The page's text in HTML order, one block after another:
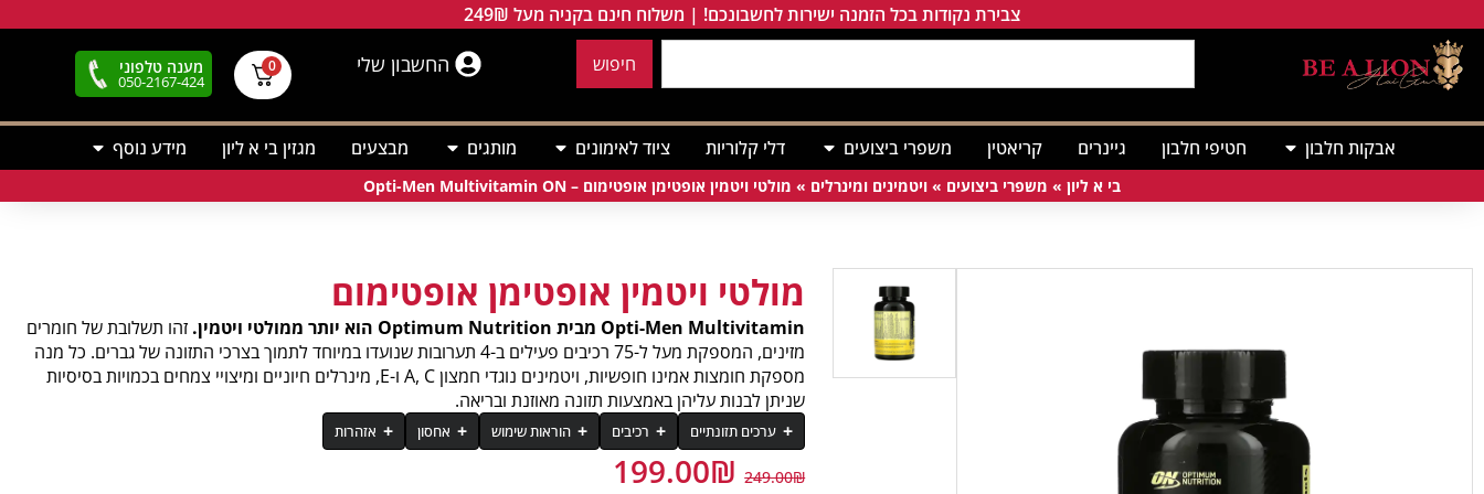
צבירת נקודות בכל הזמנה ישירות לחשבונכם! | משלוח חינם בקניה מעל 249₪
חיפוש החשבון שלי 0 מענה טלפוני
050-2167-424
אבקות חלבון חטיפי חלבון גיינרים קריאטין משפרי ביצועים דלי קלוריות ציוד לאימונים מותגים מבצעים מגזין בי א ליון מידע נוסף
בי א ליון » משפרי ביצועים » ויטמינים ומינרלים » מולטי ויטמין אופטימן אופטימום – Opti-Men Multivitamin ON
מולטי ויטמין אופטימן אופטימום
Opti-Men Multivitamin מבית Optimum Nutrition הוא יותר ממולטי ויטמין.
זהו תשלובת של חומרים
מזינים, המספקת מעל ל-75 רכיבים פעילים ב-4 תערובות שנועדו במיוחד לתמוך בצרכי התזונה של גברים. כל מנה
מספקת חומצות אמינו חופשיות, ויטמינים נוגדי חמצון A, C ו-E, מינרלים חיוניים ומיצויי צמחים בכמויות בסיסיות
שניתן לבנות עליהן באמצעות תזונה מאוזנת ובריאה.
ערכים תזונתיים רכיבים הוראות שימוש אחסון אזהרות
רכיב
יש לצרוך 3 טבליות עם האוכל ולחלק כדור בבוקר, כדור בצהרים וכדור בערב.
יש לאחסן במקום קריר ויבש, להמנע מחשיפה של המוצר לשמש.
יש להרחיק מהישג ידם של ילדים. נשים בהריון, נשים מניקות, אנשים הנוטלים תרופות מרשם וילדים, יש
249.00₪
199.00₪